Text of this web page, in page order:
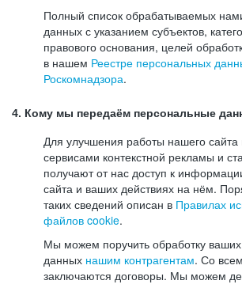
Полный список обрабатываемых
данных с указанием субъектов,
правового основания, целей
в нашем Реестре персональных
Роскомнадзора.
4. Кому мы передаём персональные
Для улучшения работы нашего
сервисами контекстной рекламы и
получают от нас доступ к
сайта и ваших действиях на нём.
таких сведений описан в Правилах
файлов cookie.
Мы можем поручить обработку
данных нашим контрагентам. Со
заключаются договоры. Мы можем